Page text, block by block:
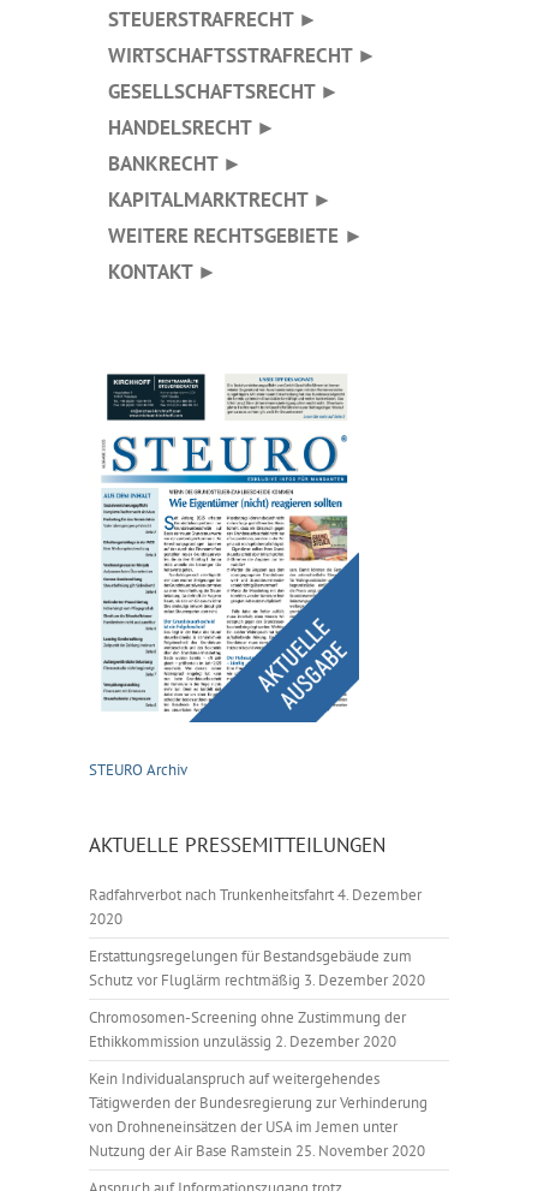
STEUERSTRAFRECHT ►
WIRTSCHAFTSSTRAFRECHT ►
GESELLSCHAFTSRECHT ►
HANDELSRECHT ►
BANKRECHT ►
KAPITALMARKTRECHT ►
WEITERE RECHTSGEBIETE ►
KONTAKT ►
STEURO Archiv
AKTUELLE PRESSEMITTEILUNGEN
Radfahrverbot nach Trunkenheitsfahrt4. Dezember
2020
Erstattungsregelungen für Bestandsgebäude zum
Schutz vor Fluglärm rechtmäßig 3. Dezember 2020
Chromosomen-Screening ohne Zustimmung der
Ethikkommission unzulässig 2. Dezember 2020
Kein Individualanspruch auf weitergehendes
Tätigwerden der Bundesregierung zur Verhinderung
von Drohneneinsätzen der USA im Jemen unter
Nutzung der Air Base Ramstein 25. November 2020